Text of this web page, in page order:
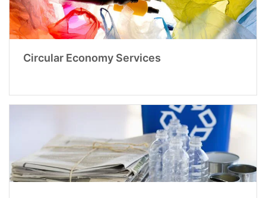
Circular Economy Services